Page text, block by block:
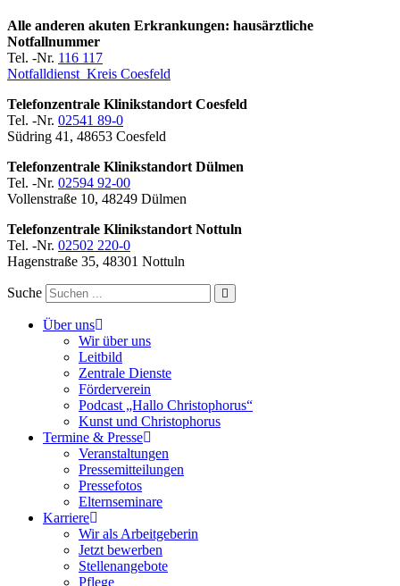
Alle anderen akuten Erkrankungen: hausärztliche
Notfallnummer
Tel. -Nr. 116 117
Notfalldienst Kreis Coesfeld
Telefonzentrale Klinikstandort Coesfeld
Tel. -Nr. 02541 89-0
Südring 41, 48653 Coesfeld
Telefonzentrale Klinikstandort Dülmen
Tel. -Nr. 02594 92-00
Vollenstraße 10, 48249 Dülmen
Telefonzentrale Klinikstandort Nottuln
Tel. -Nr. 02502 220-0
Hagenstraße 35, 48301 Nottuln
Suche
Über uns
Wir über uns
Leitbild
Zentrale Dienste
Förderverein
Podcast „Hallo Christophorus“
Kunst und Christophorus
Termine & Presse
Veranstaltungen
Pressemitteilungen
Pressefotos
Elternseminare
Karriere
Wir als Arbeitgeberin
Jetzt bewerben
Stellenangebote
Pflege